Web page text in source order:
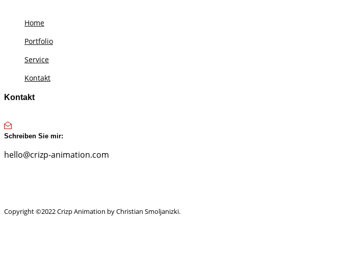
Home
Portfolio
Service
Kontakt
Kontakt
Schreiben Sie mir:
hello@crizp-animation.com
Copyright ©2022 Crizp Animation by Christian Smoljanizki.